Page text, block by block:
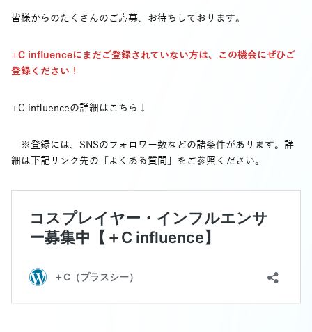
皆様からのたくさんのご応募、お待ちしております。
+C influenceにまだご登録されていない方は、この機会にぜひご
登録ください ！
+C influenceの詳細はこちら↓
※登録には、SNSのフォロワー数などの諸条件があります。詳
細は下記リンク先の「よくある質問」をご参照ください。